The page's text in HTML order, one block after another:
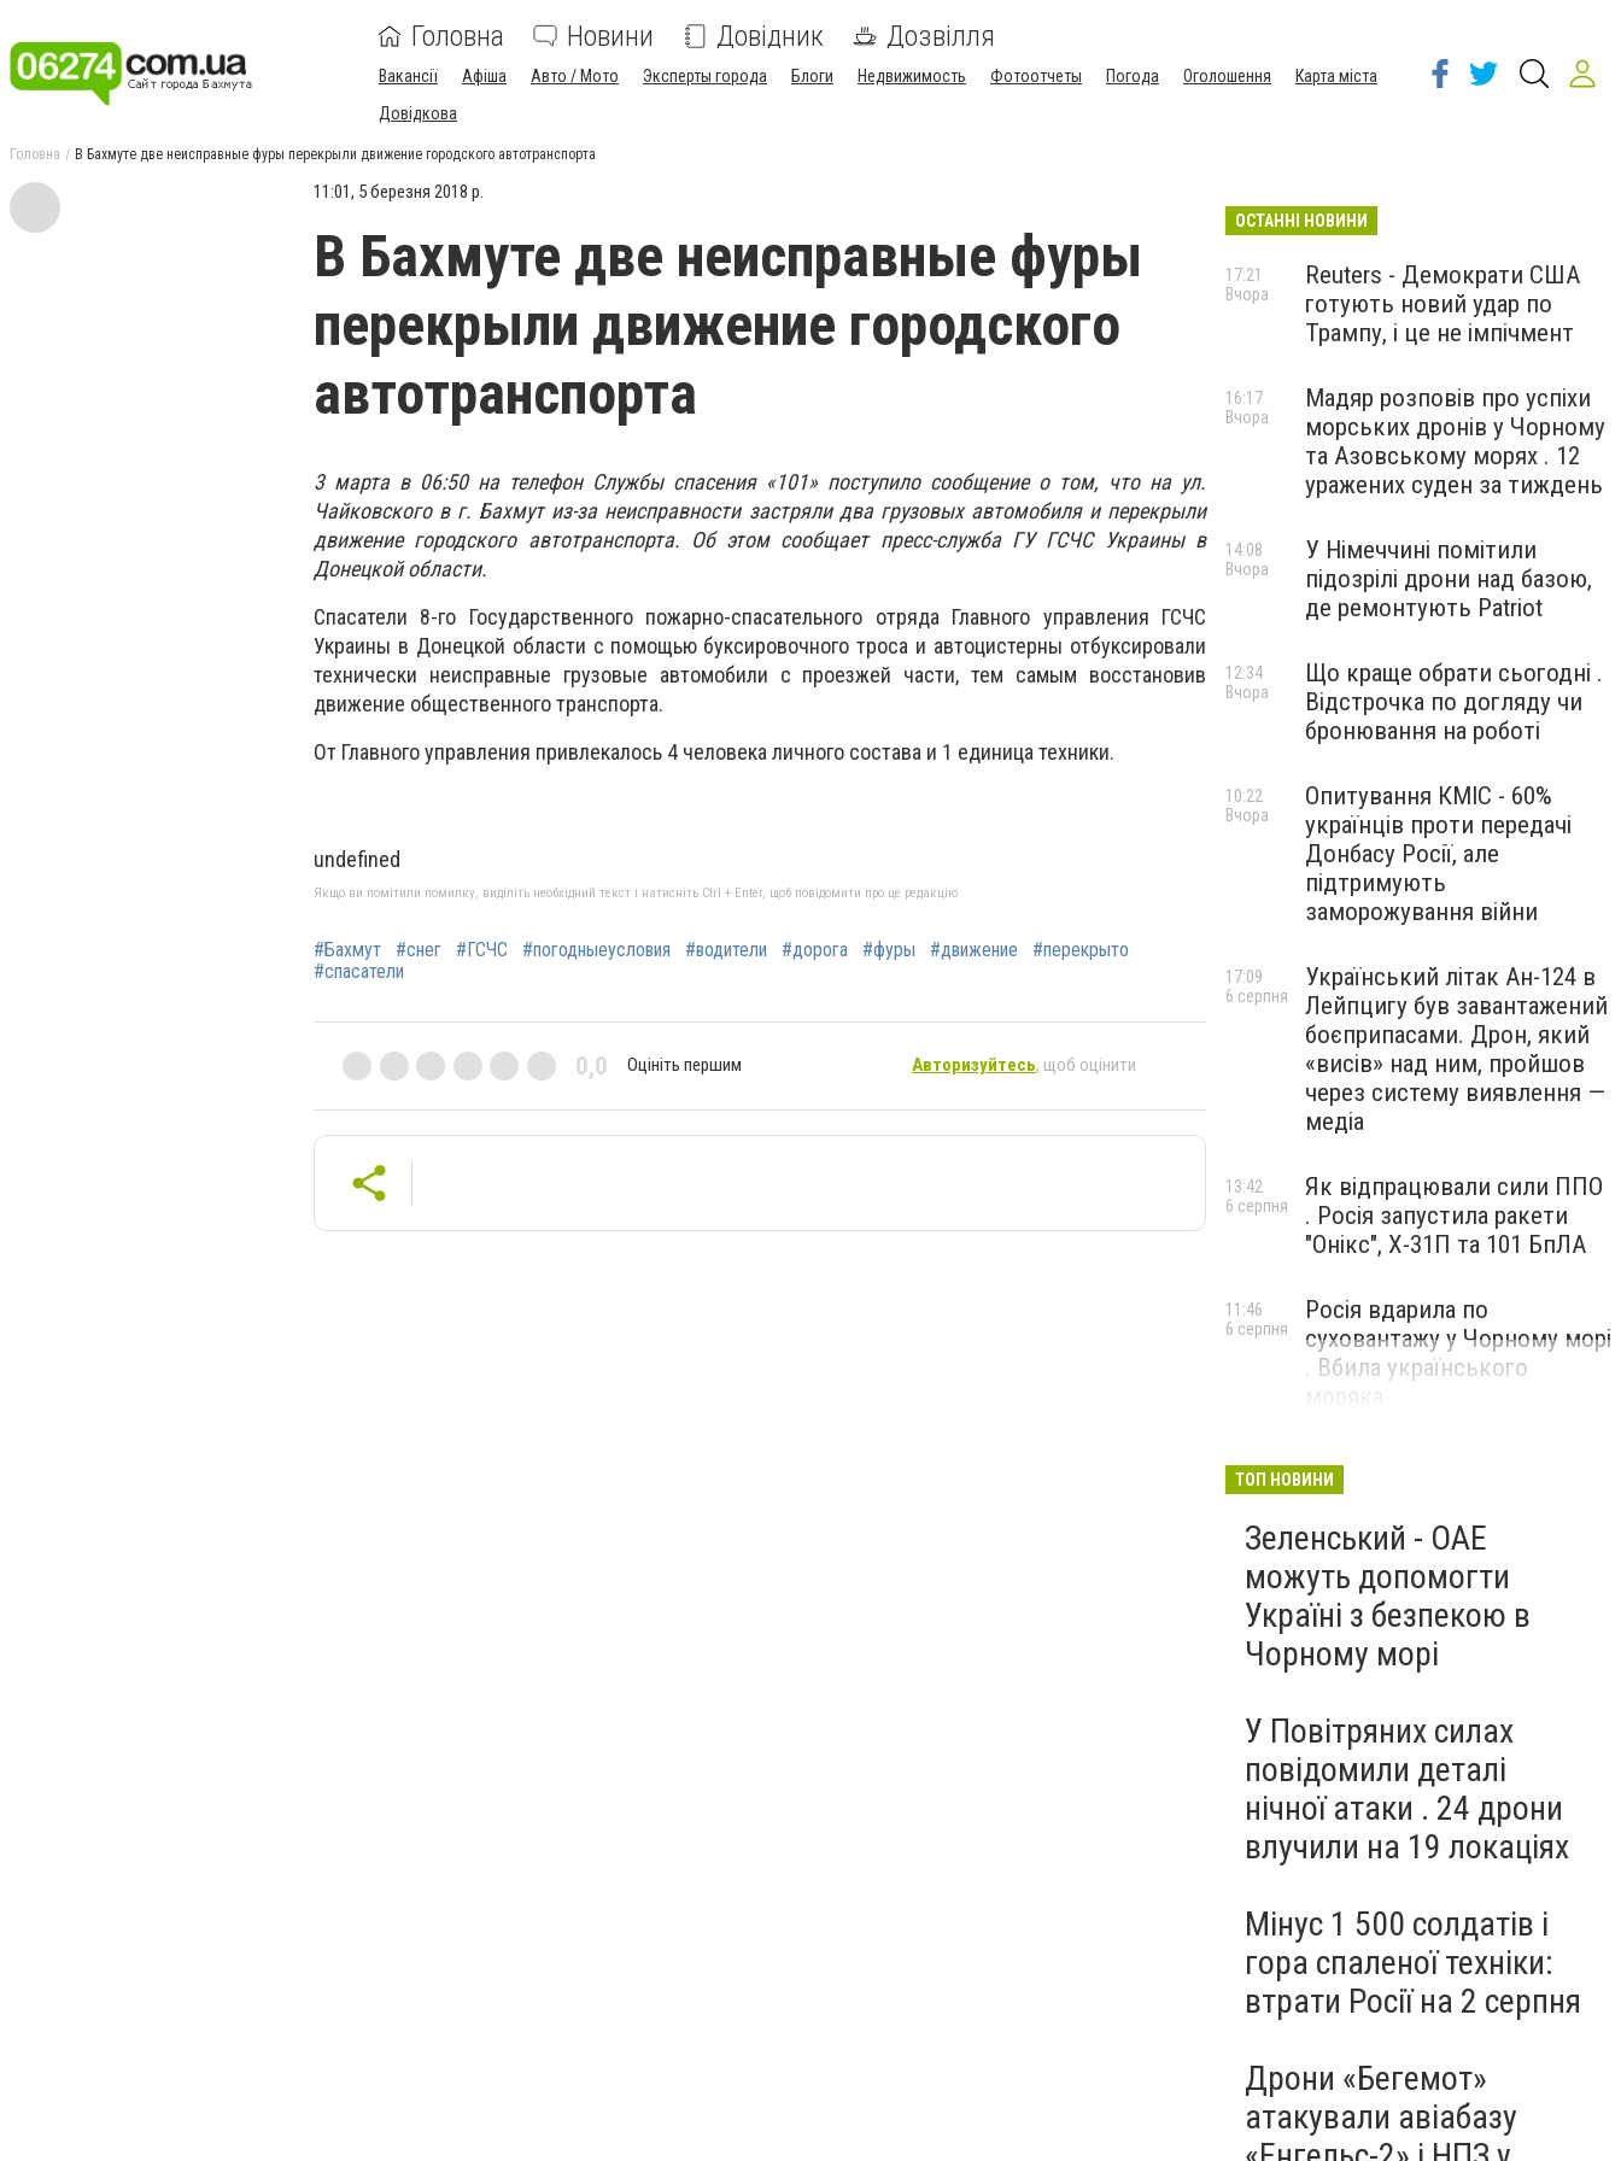
Головна Новини Довідник Дозвілля
Вакансії Афіша Авто / Мото Эксперты города Блоги Недвижимость Фотоотчеты Погода Оголошення
Карта міста
Довідкова
Головна В Бахмуте две неисправные фуры перекрыли движение городского автотранспорта
11:01, 5 березня 2018 р.
В Бахмуте две неисправные фуры
перекрыли движение городского
автотранспорта
3 марта в 06:50 на телефон Службы спасения «101» поступило сообщение о том, что на ул.
Чайковского в г. Бахмут из-за неисправности застряли два грузовых автомобиля и перекрыли
движение городского автотранспорта. Об этом сообщает пресс-служба ГУ ГСЧС Украины в
Донецкой области.
Спасатели 8-го Государственного пожарно-спасательного отряда Главного управления ГСЧС
Украины в Донецкой области с помощью буксировочного троса и автоцистерны отбуксировали
технически неисправные грузовые автомобили с проезжей части, тем самым восстановив
движение общественного транспорта.
От Главного управления привлекалось 4 человека личного состава и 1 единица техники.
undefined
Якщо ви помітили помилку, виділіть необхідний текст і натисніть Ctrl + Enter, щоб повідомити про це редакцію
#Бахмут #снег #ГСЧС #погодныеусловия #водители #дорога #фуры #движение
#перекрыто
#спасатели
0,0 Оцініть першим Авторизуйтесь, щоб оцінити
ОСТАННІ НОВИНИ
Reuters - Демократи США
готують новий удар по
Трампу, і це не імпічмент
17:21
Вчора
Мадяр розповів про успіхи
морських дронів у Чорному
та Азовському морях . 12
уражених суден за тиждень
16:17
Вчора
У Німеччині помітили
підозрілі дрони над базою,
де ремонтують Patriot
14:08
Вчора
Що краще обрати сьогодні .
Відстрочка по догляду чи
бронювання на роботі
12:34
Вчора
Опитування КМІС - 60%
українців проти передачі
Донбасу Росії, але
підтримують
заморожування війни
10:22
Вчора
Український літак Ан-124 в
Лейпцигу був завантажений
боєприпасами. Дрон, який
«висів» над ним, пройшов
через систему виявлення —
медіа
17:09
6 серпня
Як відпрацювали сили ППО
. Росія запустила ракети
"Онікс", Х-31П та 101 БпЛА
13:42
6 серпня
Росія вдарила по
суховантажу у Чорному морі
. Вбила українського
11:46
6 серпня
ТОП НОВИНИ
Зеленський - ОАЕ
можуть допомогти
Україні з безпекою в
Чорному морі
У Повітряних силах
повідомили деталі
нічної атаки . 24 дрони
влучили на 19 локаціях
Мінус 1 500 солдатів і
гора спаленої техніки:
втрати Росії на 2 серпня
Дрони «Бегемот»
атакували авіабазу